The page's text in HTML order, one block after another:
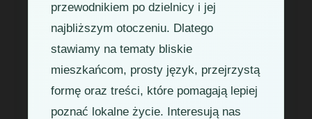
przewodnikiem po dzielnicy i jej
najbliższym otoczeniu. Dlatego
stawiamy na tematy bliskie
mieszkańcom, prosty język, przejrzystą
formę oraz treści, które pomagają lepiej
poznać lokalne życie. Interesują nas